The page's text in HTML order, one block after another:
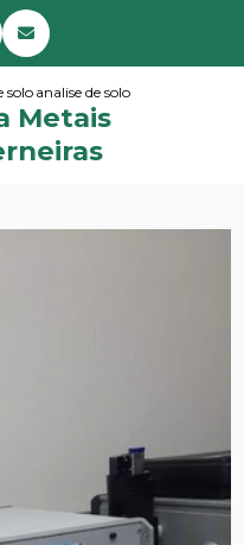
solo contaminado
analise de solo para metais
Metais